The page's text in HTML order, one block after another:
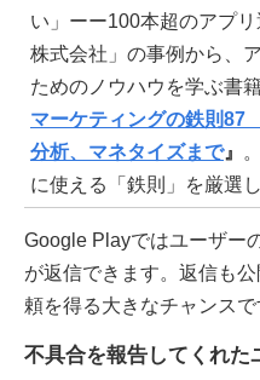
い」ーー100本超のアプ
株式会社」の事例から、
ためのノウハウを学ぶ書
マーケティングの鉄則87
分析、マネタイズまで』
に使える「鉄則」を厳選
Google Playではユーザー
が返信できます。返信も
頼を得る大きなチャンスで
不具合を報告してくれた